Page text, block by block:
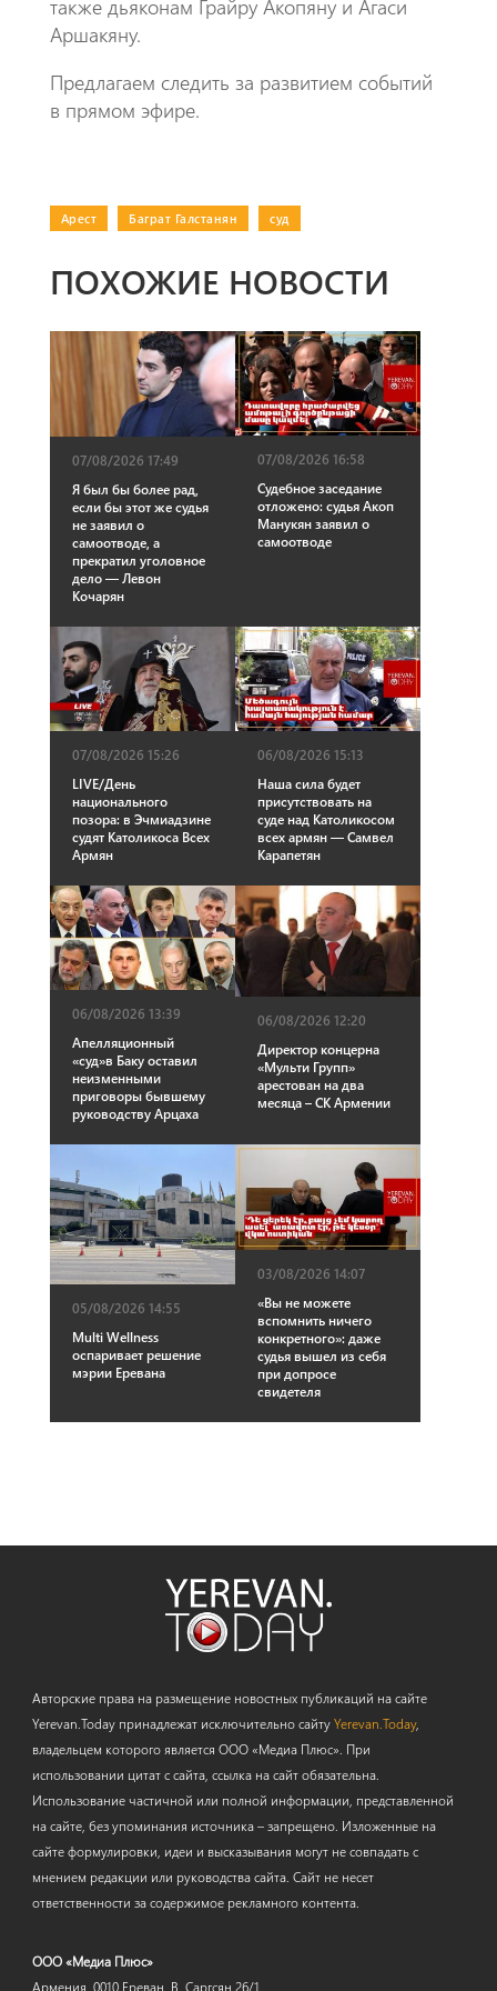
также дьяконам Грайру Акопяну и Агаси
Аршакяну.
Предлагаем следить за развитием событий
в прямом эфире.
Арест Баграт Галстанян суд
ПОХОЖИЕ НОВОСТИ
07/08/2026 17:49
Я был бы более рад,
если бы этот же судья
не заявил о
самоотводе, а
прекратил уголовное
дело — Левон
Кочарян
07/08/2026 16:58
Судебное заседание
отложено: судья Акоп
Манукян заявил о
самоотводе
07/08/2026 15:26
LIVE/День
национального
позора: в Эчмиадзине
судят Католикоса Всех
Армян
06/08/2026 15:13
Наша сила будет
присутствовать на
суде над Католикосом
всех армян — Самвел
Карапетян
06/08/2026 13:39
Апелляционный
«суд»в Баку оставил
неизменными
приговоры бывшему
руководству Арцаха
06/08/2026 12:20
Директор концерна
«Мульти Групп»
арестован на два
месяца – СК Армении
05/08/2026 14:55
Multi Wellness
оспаривает решение
мэрии Еревана
03/08/2026 14:07
«Вы не можете
вспомнить ничего
конкретного»: даже
судья вышел из себя
при допросе
свидетеля
Авторские права на размещение новостных публикаций на сайте
Yerevan.Today принадлежат исключительно сайтуYerevan.Today,
владельцем которого является ООО «Медиа Плюс». При
использовании цитат с сайта, ссылка на сайт обязательна.
Использование частичной или полной информации, представленной
на сайте, без упоминания источника – запрещено. Изложенные на
сайте формулировки, идеи и высказывания могут не совпадать с
мнением редакции или руководства сайта. Сайт не несет
ответственности за содержимое рекламного контента.
ООО «Медиа Плюс»
Армения, 0010 Ереван, В. Саргсян 26/1